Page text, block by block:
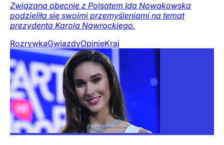
Związana obecnie z Polsatem Ida Nowakowska
podzieliła się swoimi przemyśleniami na temat
prezydenta Karola Nawrockiego.
RozrywkaGwiazdyOpinieKraj